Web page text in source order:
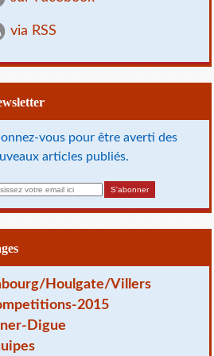
via RSS
vous pour être averti des
articles publiés.
Houlgate/Villers
2015
Digue